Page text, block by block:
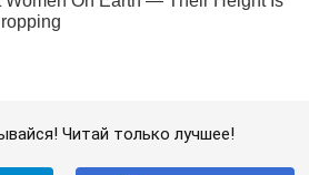
Читай только лучшее!